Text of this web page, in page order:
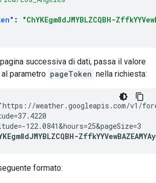
:
"ChYKEgm8dJMYBLZCQBH-
successiva di dati, passa il valore
al parametro pageToken nella richiesta:
weather.googleapis.com/v1/
122.0841&hours=25&pageSize=3
formato: